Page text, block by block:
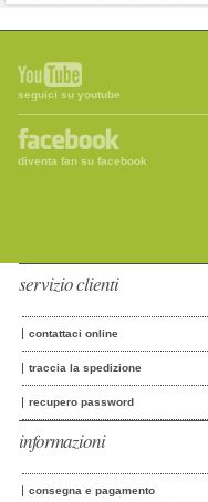
seguici su youtube
diventa fan su facebook
servizio clienti
contattaci online
traccia la spedizione
recupero password
informazioni
consegna e pagamento